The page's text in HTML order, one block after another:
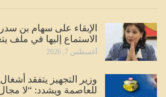
الإبقاء على سهام بن
الاستماع إليها في ملف
أغسطس 7, 2026
وزير التجهيز يتفقد
للعاصمة ويشدد: “لا